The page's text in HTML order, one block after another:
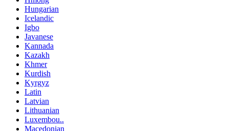
Hungarian
Icelandic
Igbo
Javanese
Kannada
Kazakh
Khmer
Kurdish
Kyrgyz
Latin
Latvian
Lithuanian
Luxembou..
Macedonian